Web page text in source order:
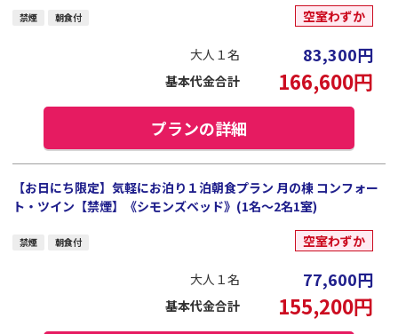
禁煙 朝食付 空室わずか
大人１名 83,300円
基本代金合計 166,600円
プランの詳細
【お日にち限定】気軽にお泊り１泊朝食プラン 月の棟 コンフォー
ト・ツイン【禁煙】《シモンズベッド》(1名～2名1室)
禁煙 朝食付 空室わずか
大人１名 77,600円
基本代金合計 155,200円